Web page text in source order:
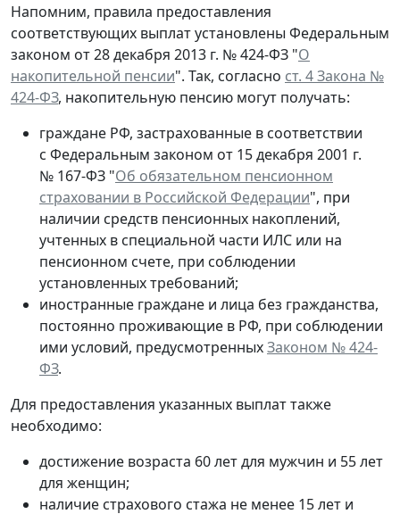
Напомним, правила предоставления
соответствующих выплат установлены Федеральным
законом от 28 декабря 2013 г. № 424-ФЗ "О
накопительной пенсии". Так, согласно ст. 4 Закона №
424-ФЗ, накопительную пенсию могут получать:
граждане РФ, застрахованные в соответствии
с Федеральным законом от 15 декабря 2001 г.
№ 167-ФЗ "Об обязательном пенсионном
страховании в Российской Федерации", при
наличии средств пенсионных накоплений,
учтенных в специальной части ИЛС или на
пенсионном счете, при соблюдении
установленных требований;
иностранные граждане и лица без гражданства,
постоянно проживающие в РФ, при соблюдении
ими условий, предусмотренныхЗаконом № 424-
ФЗ.
Для предоставления указанных выплат также
необходимо:
достижение возраста 60 лет для мужчин и 55 лет
для женщин;
наличие страхового стажа не менее 15 лет и